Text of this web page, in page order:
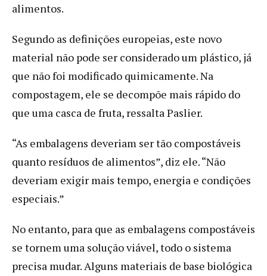
alimentos.
Segundo as definições europeias, este novo
material não pode ser considerado um plástico, já
que não foi modificado quimicamente. Na
compostagem, ele se decompõe mais rápido do
que uma casca de fruta, ressalta Paslier.
“As embalagens deveriam ser tão compostáveis
quanto resíduos de alimentos”, diz ele. “Não
deveriam exigir mais tempo, energia e condições
especiais.”
No entanto, para que as embalagens compostáveis
se tornem uma solução viável, todo o sistema
precisa mudar. Alguns materiais de base biológica